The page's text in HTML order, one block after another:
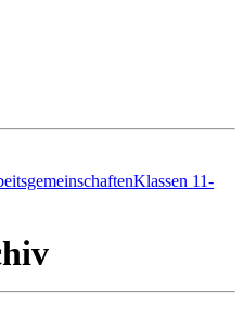
Klassen 11-